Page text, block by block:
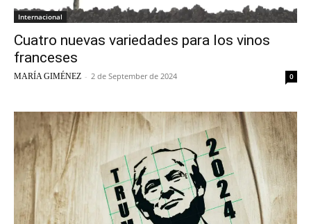
Internacional
Cuatro nuevas variedades para los vinos
franceses
MARÍA GIMÉNEZ - 2 de September de 2024 0